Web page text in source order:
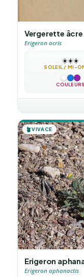
Vergerette âcre
Erigeron acris
☀️☀️☀️
SOLEIL / MI-
COULEURS
🪴VIVACE
Erigeron
Erigeron aphanactis